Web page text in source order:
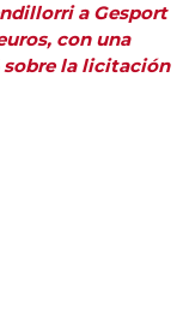
a Gesport
con una
sobre la licitación